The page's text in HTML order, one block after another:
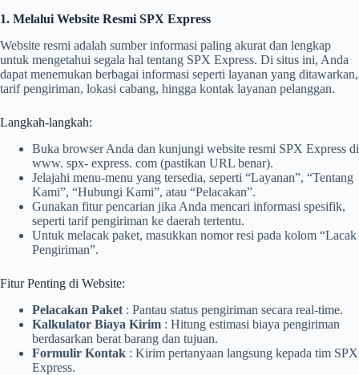
1. Melalui Website Resmi SPX Express
Website resmi adalah sumber informasi paling akurat dan lengkap
untuk mengetahui segala hal tentang SPX Express. Di situs ini, Anda
dapat menemukan berbagai informasi seperti layanan yang ditawarkan,
tarif pengiriman, lokasi cabang, hingga kontak layanan pelanggan.
Langkah-langkah:
Buka browser Anda dan kunjungi website resmi SPX Express di
www. spx- express. com (pastikan URL benar).
Jelajahi menu-menu yang tersedia, seperti “Layanan”, “Tentang
Kami”, “Hubungi Kami”, atau “Pelacakan”.
Gunakan fitur pencarian jika Anda mencari informasi spesifik,
seperti tarif pengiriman ke daerah tertentu.
Untuk melacak paket, masukkan nomor resi pada kolom “Lacak
Pengiriman”.
Fitur Penting di Website:
Pelacakan Paket : Pantau status pengiriman secara real-time.
Kalkulator Biaya Kirim : Hitung estimasi biaya pengiriman
berdasarkan berat barang dan tujuan.
Formulir Kontak : Kirim pertanyaan langsung kepada tim SPX
Express.